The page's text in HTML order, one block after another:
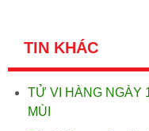
TIN KHÁC
TỬ VI HÀNG NGÀY
MÙI